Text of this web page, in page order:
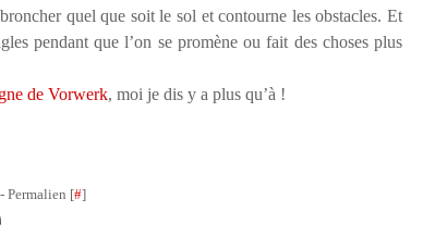
quel que soit le sol et contourne les obstacles. Et
pendant que l’on se promène ou fait des choses plus
de Vorwerk, moi je dis y a plus qu’à !
- Permalien [#]